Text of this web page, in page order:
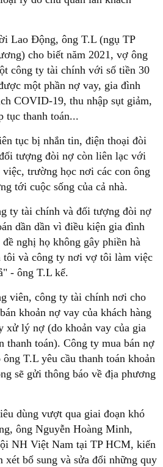
Lao Động, ông T.L (ngụ TP
cho biết năm 2021, vợ ông
công ty tài chính với số tiền 30
một phần nợ vay, gia đình
COVID-19, thu nhập sụt giảm,
tục thanh toán...
tục bị nhắn tin, điện thoại đòi
tượng đòi nợ còn liên lạc với
trường học nơi các con ông
tới cuộc sống của cả nhà.
ty tài chính và đối tượng đòi nợ
dần dần vì điều kiện gia đình
nghị họ không gây phiền hà
tôi và công ty nơi vợ tôi làm việc
- ông T.L kể.
viên, công ty tài chính nơi cho
khoản nợ vay của khách hàng
xử lý nợ (do khoản vay của gia
thanh toán). Công ty mua bán nợ
T.L yêu cầu thanh toán khoản
sẽ gửi thông báo về địa phương
dùng vượt qua giai đoạn khó
ông Nguyễn Hoàng Minh,
NH Việt Nam tại TP HCM, kiến
bổ sung và sửa đổi những quy